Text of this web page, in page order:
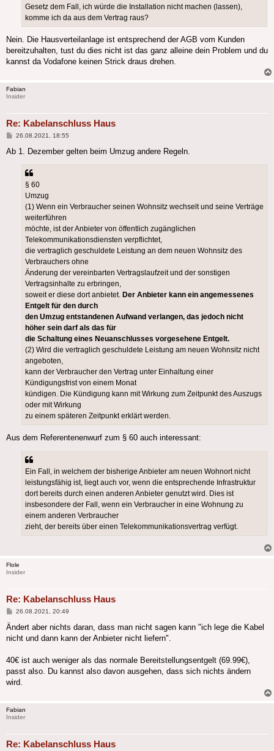
Gesetz dem Fall, ich würde die Installation nicht machen (lassen),
komme ich da aus dem Vertrag raus?
Nein. Die Hausverteilanlage ist entsprechend der AGB vom Kunden
bereitzuhalten, tust du dies nicht ist das ganz alleine dein Problem und du
kannst da Vodafone keinen Strick draus drehen.
Fabian
Insider
Re: Kabelanschluss Haus
Beitrag
26.08.2021, 18:55
Ab 1. Dezember gelten beim Umzug andere Regeln.
§ 60
Umzug
(1) Wenn ein Verbraucher seinen Wohnsitz wechselt und seine Verträge
weiterführen
möchte, ist der Anbieter von öffentlich zugänglichen
Telekommunikationsdiensten verpflichtet,
die vertraglich geschuldete Leistung an dem neuen Wohnsitz des
Verbrauchers ohne
Änderung der vereinbarten Vertragslaufzeit und der sonstigen
Vertragsinhalte zu erbringen,
soweit er diese dort anbietet. Der Anbieter kann ein angemessenes
Entgelt für den durch
den Umzug entstandenen Aufwand verlangen, das jedoch nicht
höher sein darf als das für
die Schaltung eines Neuanschlusses vorgesehene Entgelt.
(2) Wird die vertraglich geschuldete Leistung am neuen Wohnsitz nicht
angeboten,
kann der Verbraucher den Vertrag unter Einhaltung einer
Kündigungsfrist von einem Monat
kündigen. Die Kündigung kann mit Wirkung zum Zeitpunkt des Auszugs
oder mit Wirkung
zu einem späteren Zeitpunkt erklärt werden.
Aus dem Referentenenwurf zum § 60 auch interessant:
Ein Fall, in welchem der bisherige Anbieter am neuen Wohnort nicht
leistungsfähig ist, liegt auch vor, wenn die entsprechende Infrastruktur
dort bereits durch einen anderen Anbieter genutzt wird. Dies ist
insbesondere der Fall, wenn ein Verbraucher in eine Wohnung zu
einem anderen Verbraucher
zieht, der bereits über einen Telekommunikationsvertrag verfügt.
Flole
Insider
Re: Kabelanschluss Haus
Beitrag
26.08.2021, 20:49
Ändert aber nichts daran, dass man nicht sagen kann "ich lege die Kabel
nicht und dann kann der Anbieter nicht liefern".
40€ ist auch weniger als das normale Bereitstellungsentgelt (69.99€),
passt also. Du kannst also davon ausgehen, dass sich nichts ändern
wird.
Fabian
Insider
Re: Kabelanschluss Haus